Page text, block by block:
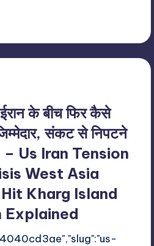
के बीच फिर कैसे
संकट से निपटने
– Us Iran Tension
West Asia
Kharg Island
Explained